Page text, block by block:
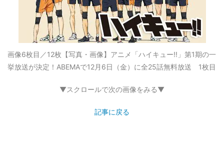
画像6枚目／12枚 【写真・画像】アニメ「ハイキュー!!」第1期の一
挙放送が決定！ABEMAで12月6日（金）に全25話無料放送 1枚目
▼スクロールで次の画像をみる▼
記事に戻る